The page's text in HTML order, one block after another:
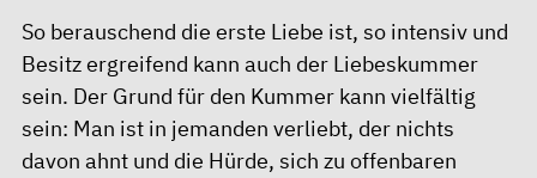
So berauschend die erste Liebe ist, so intensiv und
Besitz ergreifend kann auch der Liebeskummer
sein. Der Grund für den Kummer kann vielfältig
sein: Man ist in jemanden verliebt, der nichts
davon ahnt und die Hürde, sich zu offenbaren